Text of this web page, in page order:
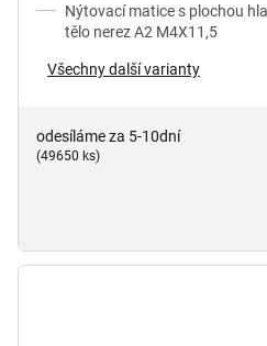
Nýtovací matice s plochou
tělo nerez A2 M4X11,5
Všechny další varianty
odesíláme za 5-10dní
(49650 ks)